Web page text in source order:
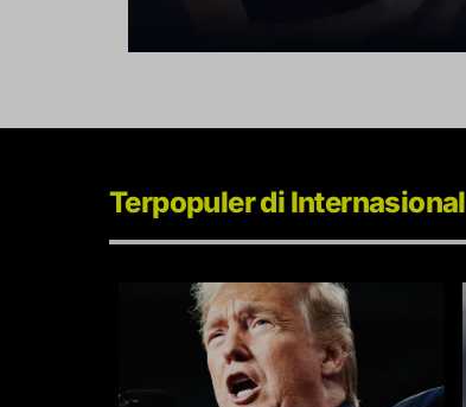
Terpopuler di Internasional